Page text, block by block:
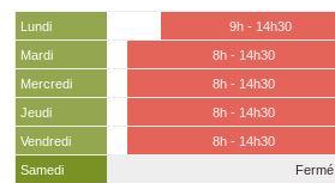
Lundi
9h - 14h30
Mardi
8h - 14h30
Mercredi
8h - 14h30
Jeudi
8h - 14h30
Vendredi
8h - 14h30
Samedi
Fermé